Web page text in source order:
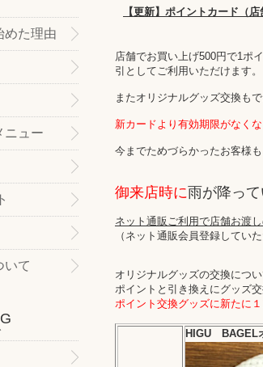
【更新】ポイントカード（
店舗でお買い上げ500円で1ポ
引としてご利用いただけます。
またオリジナルグッズ交換も
新カードより有効期限がなくな
今までためづらかったお客様も
御来店時に雨が降って
ネット通販ご利用で店舗お渡
（ネット通販会員登録してい
オリジナルグッズの交換につ
ポイントと引き換えにグッズ交
ポイント交換グッズに新たに
HIGU BAGEL
めた理由
ニュー
いて